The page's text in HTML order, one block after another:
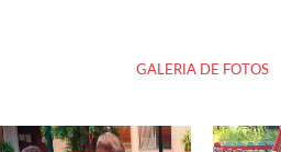
GALERIA DE FOTOS